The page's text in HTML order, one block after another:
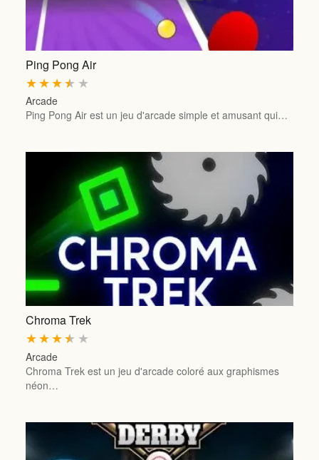
Ping Pong Air
★
★
★
★
★
Arcade
Ping Pong Air est un jeu d'arcade simple et amusant qui…
Chroma Trek
★
★
★
★
★
Arcade
Chroma Trek est un jeu d'arcade coloré aux graphismes
néon…